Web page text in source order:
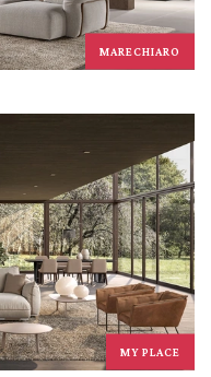
MARECHIARO
MY PLACE